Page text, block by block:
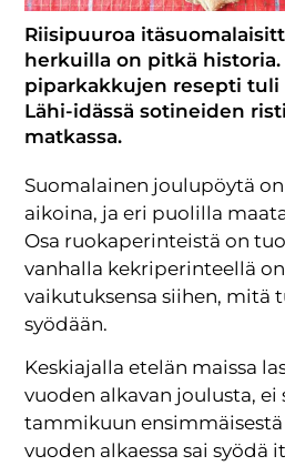
Riisipuuroa
herkuilla on pitkä historia.
piparkakkujen resepti tuli
Lähi-idässä sotineiden
matkassa.
Suomalainen joulupöytä
aikoina, ja eri puolilla
Osa ruokaperinteistä on
vanhalla kekriperinteellä
vaikutuksensa siihen, mitä
syödään.
Keskiajalla etelän maissa
vuoden alkavan joulusta, ei
tammikuun ensimmäisestä
vuoden alkaessa sai syödä